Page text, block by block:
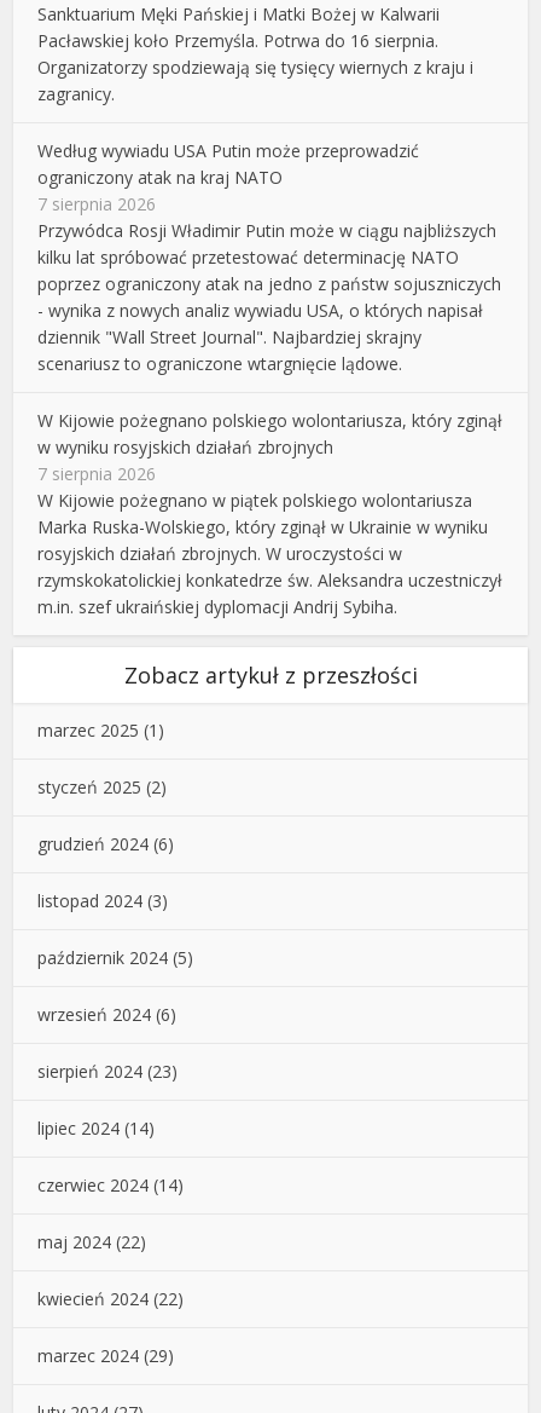
Sanktuarium Męki Pańskiej i Matki Bożej w Kalwarii
Pacławskiej koło Przemyśla. Potrwa do 16 sierpnia.
Organizatorzy spodziewają się tysięcy wiernych z kraju i
zagranicy.
Według wywiadu USA Putin może przeprowadzić
ograniczony atak na kraj NATO
7 sierpnia 2026
Przywódca Rosji Władimir Putin może w ciągu najbliższych
kilku lat spróbować przetestować determinację NATO
poprzez ograniczony atak na jedno z państw sojuszniczych
- wynika z nowych analiz wywiadu USA, o których napisał
dziennik "Wall Street Journal". Najbardziej skrajny
scenariusz to ograniczone wtargnięcie lądowe.
W Kijowie pożegnano polskiego wolontariusza, który zginął
w wyniku rosyjskich działań zbrojnych
7 sierpnia 2026
W Kijowie pożegnano w piątek polskiego wolontariusza
Marka Ruska-Wolskiego, który zginął w Ukrainie w wyniku
rosyjskich działań zbrojnych. W uroczystości w
rzymskokatolickiej konkatedrze św. Aleksandra uczestniczył
m.in. szef ukraińskiej dyplomacji Andrij Sybiha.
Zobacz artykuł z przeszłości
marzec 2025 (1)
styczeń 2025 (2)
grudzień 2024 (6)
listopad 2024 (3)
październik 2024 (5)
wrzesień 2024 (6)
sierpień 2024 (23)
lipiec 2024 (14)
czerwiec 2024 (14)
maj 2024 (22)
kwiecień 2024 (22)
marzec 2024 (29)